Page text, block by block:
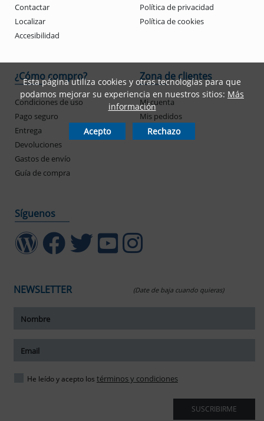
Contactar
Localizar
Accesibilidad
Política de privacidad
Política de cookies
¿Cómo compro?
Condiciones de uso
Pago seguro
Entrega
Devoluciones
Gastos de envío
Guía de compra
Zona de clientes
Mi cuenta
Mis pedidos
Síguenos
NEWSLETTER (Date de baja cuando quieras)
He leído y acepto los términos y condiciones
SUSCRIBIRME
Esta página utiliza cookies y otras tecnologías para que
podamos mejorar su experiencia en nuestros sitios: Más
información
Acepto Rechazo
tamaño del texto
del texto
espaciado del texto